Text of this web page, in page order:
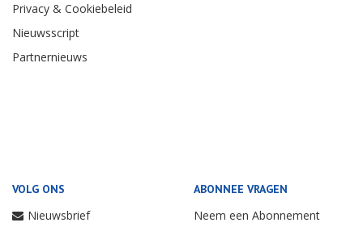
Privacy & Cookiebeleid
Nieuwsscript
Partnernieuws
VOLG ONS
Nieuwsbrief
ABONNEE VRAGEN
Neem een Abonnement